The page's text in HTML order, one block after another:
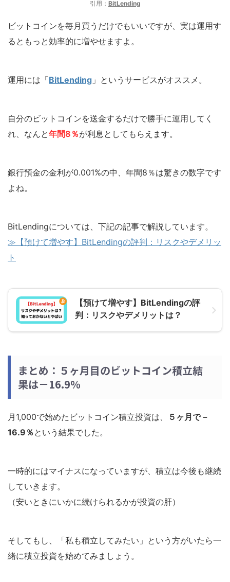
引用： BitLending
ビットコインを毎月買うだけでもいいですが、実は運用す
るともっと効率的に増やせますよ。
運用には「BitLending 」というサービスがオススメ。
自分のビットコインを送金するだけで勝手に運用してく
れ、なんと年間8％が利息としてもらえます。
銀行預金の金利が0.001%の中、年間8％は驚きの数字です
よね。
BitLendingについては、下記の記事で解説しています。
≫【預けて増やす】BitLendingの評判：リスクやデメリッ
ト
【預けて増やす】BitLendingの評
判：リスクやデメリットは？
まとめ：５ヶ月目のビットコイン積立結
果は－16.9％
月1,000で始めたビットコイン積立投資は、
５ヶ月で－
16.9％ という結果でした。
一時的にはマイナスになっていますが、積立は今後も継続
していきます。
（安いときにいかに続けられるかが投資の肝）
そしてもし、「私も積立してみたい」という方がいたら一
緒に積立投資を始めてみましょう。